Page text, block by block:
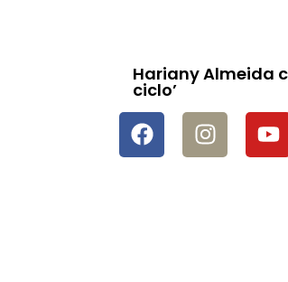
Hariany Almeida
ciclo’